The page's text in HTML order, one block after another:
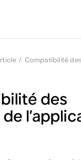
/ Compatibilité
des